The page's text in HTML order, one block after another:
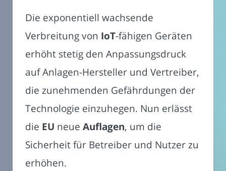
Die exponentiell wachsende
Verbreitung von IoT-fähigen Geräten
erhöht stetig den Anpassungsdruck
auf Anlagen-Hersteller und Vertreiber,
die zunehmenden Gefährdungen der
Technologie einzuhegen. Nun erlässt
die EU neue Auflagen, um die
Sicherheit für Betreiber und Nutzer zu
erhöhen.